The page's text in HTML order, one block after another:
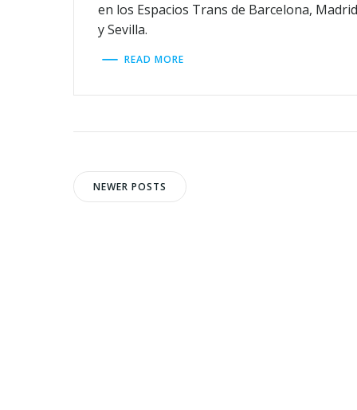
en los Espacios Trans de Barcelona, Madrid
y Sevilla.
READ MORE
Navegación
NEWER POSTS